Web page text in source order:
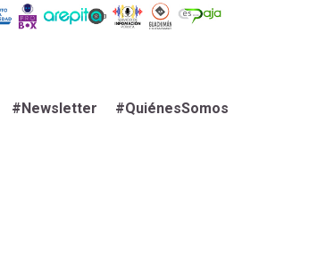
#Newsletter #QuiénesSomos